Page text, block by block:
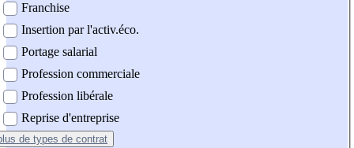
Franchise
Insertion par l'activ.éco.
Portage salarial
Profession commerciale
Profession libérale
Reprise d'entreprise
de types de contrat